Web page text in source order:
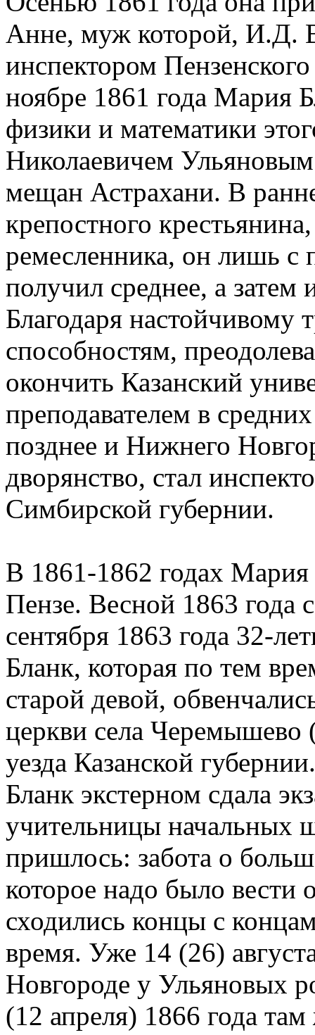
Анне, муж которой, И.Д.
инспектором
ноябре 1861 года Мария
физики и математики
Николаевичем
мещан Астрахани. В
крепостного
ремесленника, он лишь с
получил среднее, а затем
Благодаря
способностям,
окончить Казанский
преподавателем в
позднее и Нижнего
дворянство, стал
Симбирской губернии.
В 1861-1862 годах Мария
Пензе. Весной 1863 года
сентября 1863 года 32-
Бланк, которая по тем
старой девой,
церкви села
уезда Казанской
Бланк экстерном сдала
учительницы начальных
пришлось: забота о
которое надо было вести
сходились концы с
время. Уже 14 (26)
Новгороде у Ульяновых
(12 апреля) 1866 года